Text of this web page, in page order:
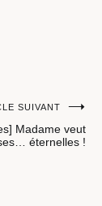
SUIVANT
Madame veut
éternelles !